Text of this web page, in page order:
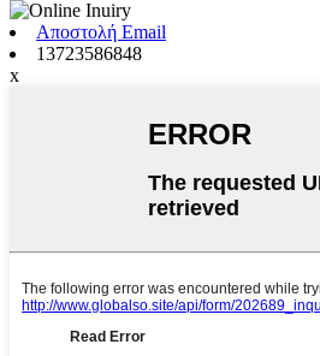
Αποστολή Email
13723586848
x